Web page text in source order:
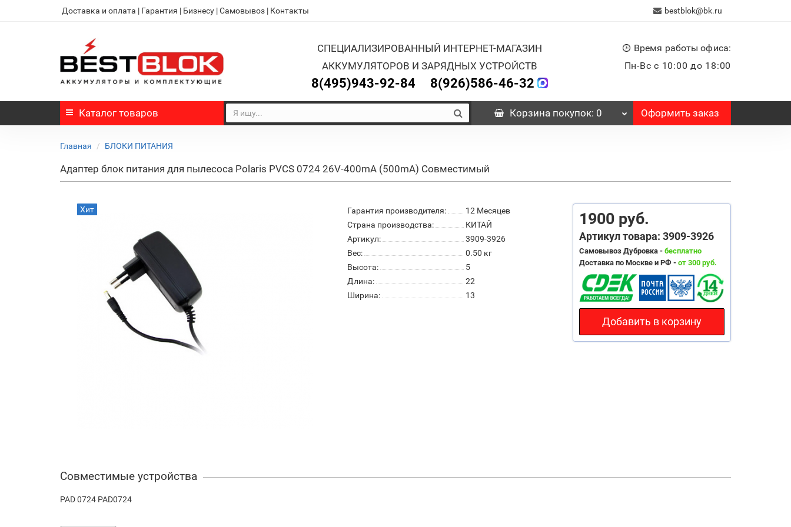
Доставка и оплата | Гарантия | Бизнесу |Самовывоз | Контакты bestblok@bk.ru
СПЕЦИАЛИЗИРОВАННЫЙ ИНТЕРНЕТ-МАГАЗИН
АККУМУЛЯТОРОВ И ЗАРЯДНЫХ УСТРОЙСТВ
8(495)943-92-84 8(926)586-46-32
Время работы офиса:
Пн-Вс с 10:00 до 18:00
Каталог товаров Корзина покупок: 0 Оформить заказ
Главная БЛОКИ ПИТАНИЯ
Адаптер блок питания для пылесоса Polaris PVCS 0724 26V-400mA (500mA) Совместимый
Хит Гарантия производителя:
12 Месяцев
Страна производства:
КИТАЙ
Артикул:
3909-3926
Вес:
0.50 кг
Высота:
5
Длина:
22
Ширина:
13
1900 руб.
Артикул товара: 3909-3926
Самовывоз Дубровка - бесплатно
Доставка по Москве и РФ - от 300 руб.
Добавить в корзину
Совместимые устройства
PAD 0724 PAD0724